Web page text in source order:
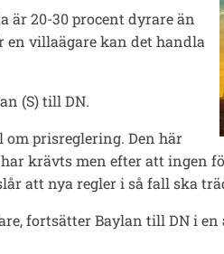
är 20-30 procent dyrare än
en villaägare kan det handla
(S) till DN.
prisreglering. Den här
krävts men efter att ingen
att nya regler i så fall ska
fortsätter Baylan till DN i